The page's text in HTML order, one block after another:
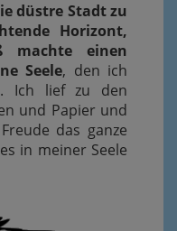
düstre Stadt zu
Horizont,
machte einen
Seele, den ich
Ich lief zu den
und Papier und
das ganze
in meiner Seele